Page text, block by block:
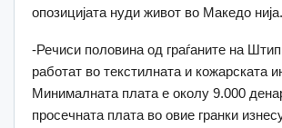
опозицијата нуди живот во Македо нија.
-Речиси половина од граѓаните на
работат во текстилната и кожарската
Минималната плата е околу 9.000
просечната плата во овие гранки